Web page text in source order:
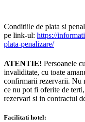
Conditiile de plata si
pe link-ul: https://
plata-penalizare/
ATENTIE! Persoanele
invaliditate, cu toate
confirmarii rezervarii. Nu
ce nu pot fi oferite de
rezervari si in contractul
Facilitati hotel: